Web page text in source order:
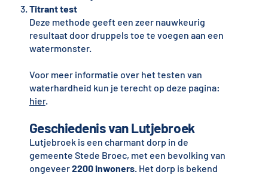
Titrant test
Deze methode geeft een zeer nauwkeurig
resultaat door druppels toe te voegen aan een
watermonster.
Voor meer informatie over het testen van
waterhardheid kun je terecht op deze pagina:
hier.
Geschiedenis van Lutjebroek
Lutjebroek is een charmant dorp in de
gemeente Stede Broec, met een bevolking van
ongeveer2200 inwoners. Het dorp is bekend